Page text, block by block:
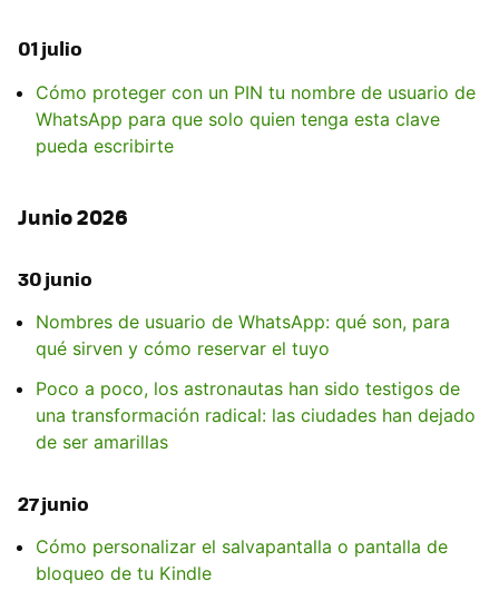
01 julio
Cómo proteger con un PIN tu nombre de usuario de
WhatsApp para que solo quien tenga esta clave
pueda escribirte
Junio 2026
30 junio
Nombres de usuario de WhatsApp: qué son, para
qué sirven y cómo reservar el tuyo
Poco a poco, los astronautas han sido testigos de
una transformación radical: las ciudades han dejado
de ser amarillas
27 junio
Cómo personalizar el salvapantalla o pantalla de
bloqueo de tu Kindle